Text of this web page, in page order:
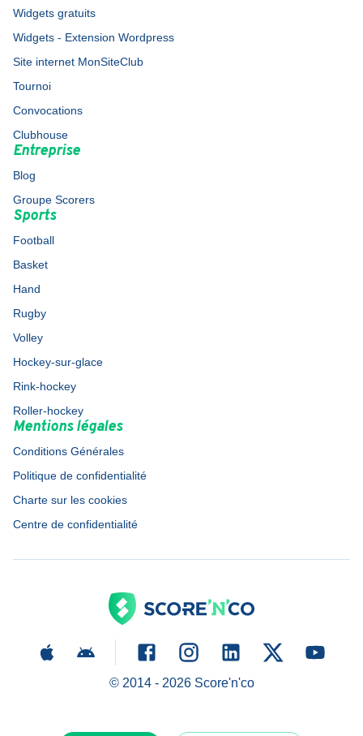
Widgets gratuits
Widgets - Extension Wordpress
Site internet MonSiteClub
Tournoi
Convocations
Clubhouse
Entreprise
Blog
Groupe Scorers
Sports
Football
Basket
Hand
Rugby
Volley
Hockey-sur-glace
Rink-hockey
Roller-hockey
Mentions légales
Conditions Générales
Politique de confidentialité
Charte sur les cookies
Centre de confidentialité
© 2014 - 2026Score'n'co